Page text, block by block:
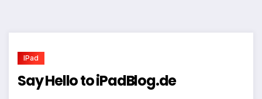
IPad
Say Hello to iPadBlog.de